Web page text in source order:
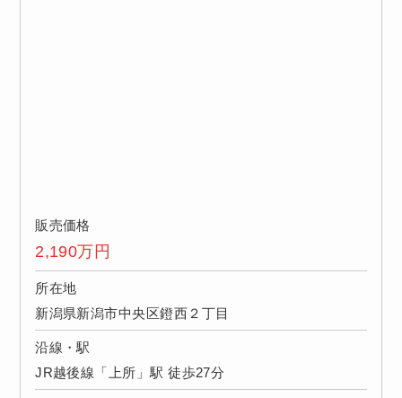
販売価格
2,190万円
所在地
新潟県新潟市中央区鐙西２丁目
沿線・駅
JR越後線「上所」駅 徒歩27分